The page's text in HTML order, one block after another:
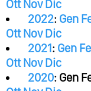
Ott Nov Dic
2022: Gen
Ott Nov Dic
2021: Gen
Ott Nov Dic
2020: Gen